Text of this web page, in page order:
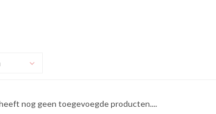
nog geen toegevoegde producten....